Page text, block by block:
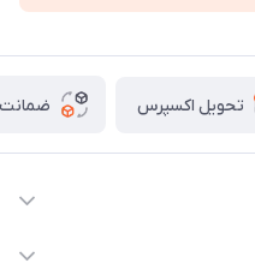
تحویل اکسپرس ضمانت